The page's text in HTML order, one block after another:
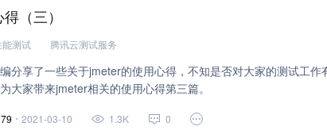
servlet (1) bootstrap (1)
jquery (1) composer (1)
oracle (1)
unix (1) ubuntu (1)
windows server (1)
（三）
能测试 腾讯云测试服务
分享了一些关于jmeter的使用心得，不知是否对大家的测试工作
大家带来jmeter相关的使用心得第三篇。
2021-03-10 1.3K 0